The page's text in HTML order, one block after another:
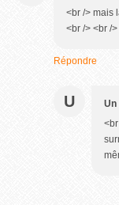
<br /> mais
<br /> <br /
Répondre
U Un